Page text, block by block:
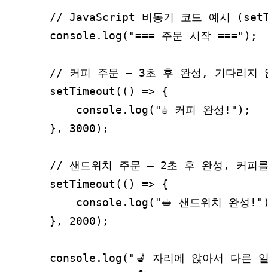
// JavaScript 비동기 코드 예시
console.log("=== 주문 시작 ===");
// 커피 주문 — 3초 후 완성, 기다리지
setTimeout(() => {
    console.log("☕ 커피 완성!");
}, 3000);
// 샌드위치 주문 — 2초 후 완성, 커피
setTimeout(() => {
console.log("🥪 샌드위치 완성
}, 2000);
console.log("💺 자리에 앉아서 다